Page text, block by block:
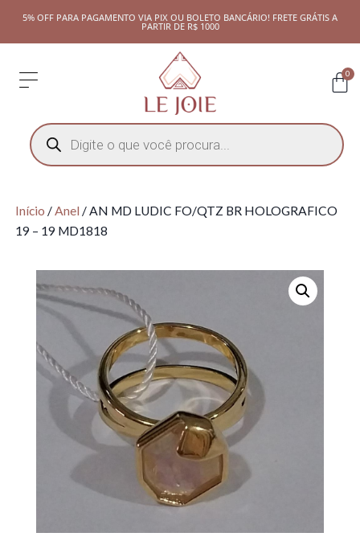
5% OFF PARA PAGAMENTO VIA PIX OU BOLETO BANCÁRIO! FRETE GRÁTIS A
PARTIR DE R$ 1000
0
Início /Anel / AN MD LUDIC FO/QTZ BR HOLOGRAFICO
19 – 19 MD1818